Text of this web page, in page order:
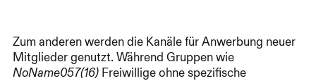
Zum anderen werden die Kanäle für Anwerbung neuer
Mitglieder genutzt. Während Gruppen wie
NoName057(16) Freiwillige ohne spezifische